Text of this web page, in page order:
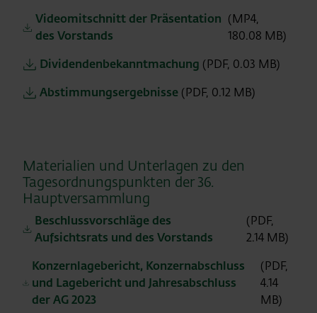
Videomitschnitt der Präsentation
des Vorstands
(MP4,
180.08 MB)
Dividendenbekanntmachung (PDF, 0.03 MB)
Abstimmungsergebnisse (PDF, 0.12 MB)
Materialien und Unterlagen zu den
Tagesordnungspunkten der 36.
Hauptversammlung
Beschlussvorschläge des
Aufsichtsrats und des Vorstands
(PDF,
2.14 MB)
Konzernlagebericht, Konzernabschluss
und Lagebericht und Jahresabschluss
der AG 2023
(PDF,
4.14
MB)